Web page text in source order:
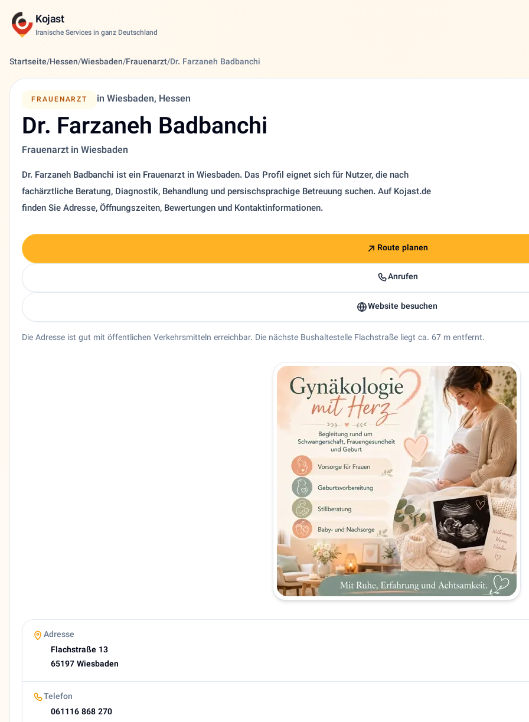
Kojast
Iranische Services in ganz Deutschland
Startseite/Hessen/Wiesbaden/Frauenarzt/Dr. Farzaneh Badbanchi
FRAUENARZT in Wiesbaden, Hessen
Dr. Farzaneh Badbanchi
Frauenarzt in Wiesbaden
Dr. Farzaneh Badbanchi ist ein Frauenarzt in Wiesbaden. Das Profil eignet sich für Nutzer, die nach
fachärztliche Beratung, Diagnostik, Behandlung und persischsprachige Betreuung suchen. Auf Kojast.de
finden Sie Adresse, Öffnungszeiten, Bewertungen und Kontaktinformationen.
Route planen
Anrufen
Website besuchen
Die Adresse ist gut mit öffentlichen Verkehrsmitteln erreichbar. Die nächste Bushaltestelle Flachstraße liegt ca. 67 m entfernt.
Frauenarzt Dr. Farzaneh Badbanchi in Wiesbaden, Hessen. 🇩🇪 Dr. med. Farzaneh Badbanchi - Ihre Frauenärztin in
4,5 (20 Google reviews)
Heutige Öffnungszeiten
08:00–12:00, 13:00–15:00
About Farzaneh Badbanchi
Adresse
Flachstraße 13
65197 Wiesbaden
Telefon
061116 868 270